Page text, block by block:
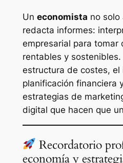
Un economista no solo
redacta informes:
empresarial para tomar
rentables y sostenibles.
estructura de costes, el
planificación financiera
estrategias de
digital que hacen que
Recordatorio
economía y